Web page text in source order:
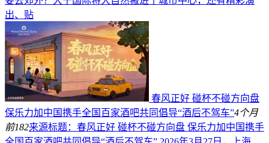
出、贴
春风正好 碰杯不碰方向盘
保乐力加中国携手全国百家酒吧共同倡导“酒后不驾车”4个月
前182来源标题：春风正好 碰杯不碰方向盘 保乐力加中国携手